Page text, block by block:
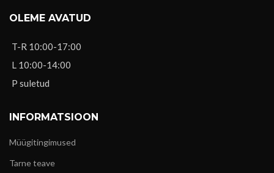
OLEME AVATUD
T-R 10:00-17:00
L 10:00-14:00
P suletud
INFORMATSIOON
Müügitingimused
Tarne teave